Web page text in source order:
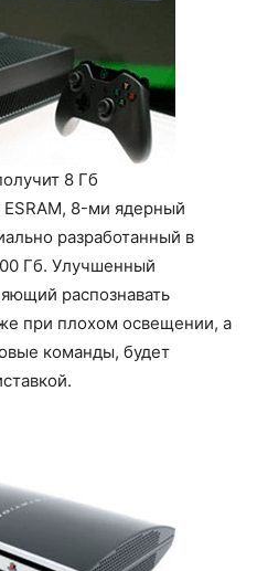
8 Гб
8-ми ядерный
разработанный в
Гб. Улучшенный
распознавать
при плохом освещении, а
команды, будет